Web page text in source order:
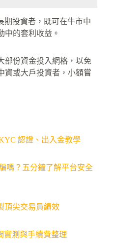
期投資者，既可在牛市中
中的套利收益。
部份資金投入網格，以免
資或大戶投資者，小額嘗
認證、出入金教學
嗎？五分鐘了解平台安全
頂尖交易員績效
實測與手續費整理